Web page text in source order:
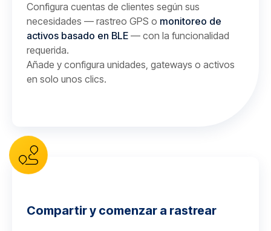
Configura cuentas de clientes según sus
necesidades — rastreo GPS o monitoreo de
activos basado en BLE — con la funcionalidad
requerida.
Añade y configura unidades, gateways o activos
en solo unos clics.
Compartir y comenzar a rastrear